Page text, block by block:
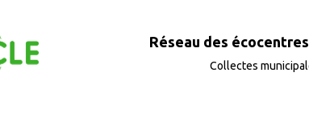
Réseau des écocentres
Collectes